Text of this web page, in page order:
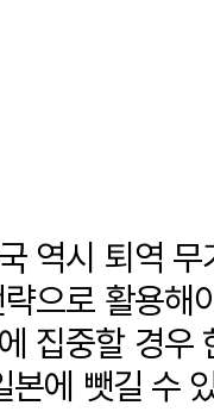
역시 퇴역
으로 활용해
집중할 경
본에 뺏길 수